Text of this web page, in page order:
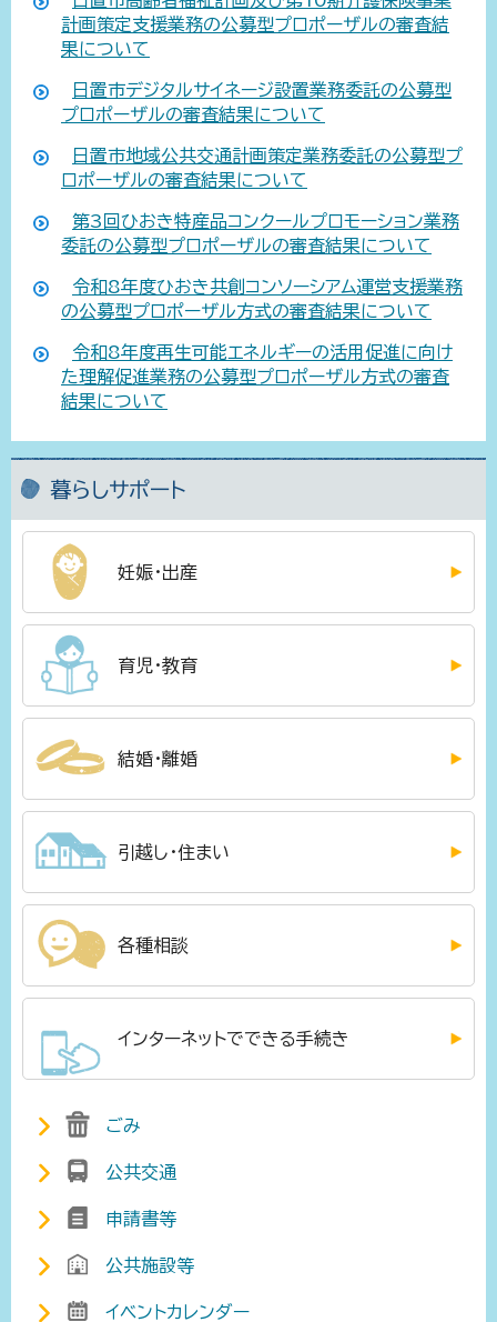
計画策定支援業務の公募型プロポーザルの審査結
果について
日置市デジタルサイネージ設置業務委託の公募型
プロポーザルの審査結果について
日置市地域公共交通計画策定業務委託の公募型プ
ロポーザルの審査結果について
第3回ひおき特産品コンクールプロモーション業務
委託の公募型プロポーザルの審査結果について
令和8年度ひおき共創コンソーシアム運営支援業務
の公募型プロポーザル方式の審査結果について
令和8年度再生可能エネルギーの活用促進に向け
た理解促進業務の公募型プロポーザル方式の審査
結果について
暮らしサポート
妊娠・出産
育児・教育
結婚・離婚
引越し・住まい
各種相談
インターネットでできる手続き
ごみ
公共交通
申請書等
公共施設等
イベントカレンダー